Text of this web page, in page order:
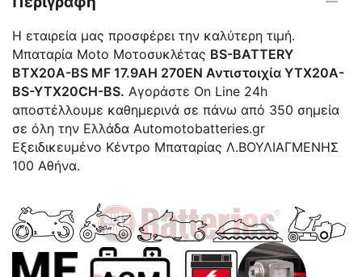
Η εταιρεία μας προσφέρει την καλύτερη τιμή.
Μπαταρία Moto Μοτοσυκλέτας BS-BATTERY
BTX20A-BS MF 17.9AH 270EN Αντιστοιχία YTX20A-
BS-YTX20CH-BS. Αγοράστε On Line 24h
αποστέλλουμε καθημερινά σε πάνω από 350 σημεία
σε όλη την Ελλάδα Automotobatteries.gr
Eξειδικευμένο Κέντρο Μπαταρίας Λ.ΒΟΥΛΙΑΓΜΕΝΗΣ
100 Αθήνα.